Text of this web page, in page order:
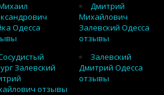
Одесса
Дмитрий
Михайлович
Залевский Одесса
отзывы
Залевский
отзывы
Залевский
Дмитрий Одесса
отзывы